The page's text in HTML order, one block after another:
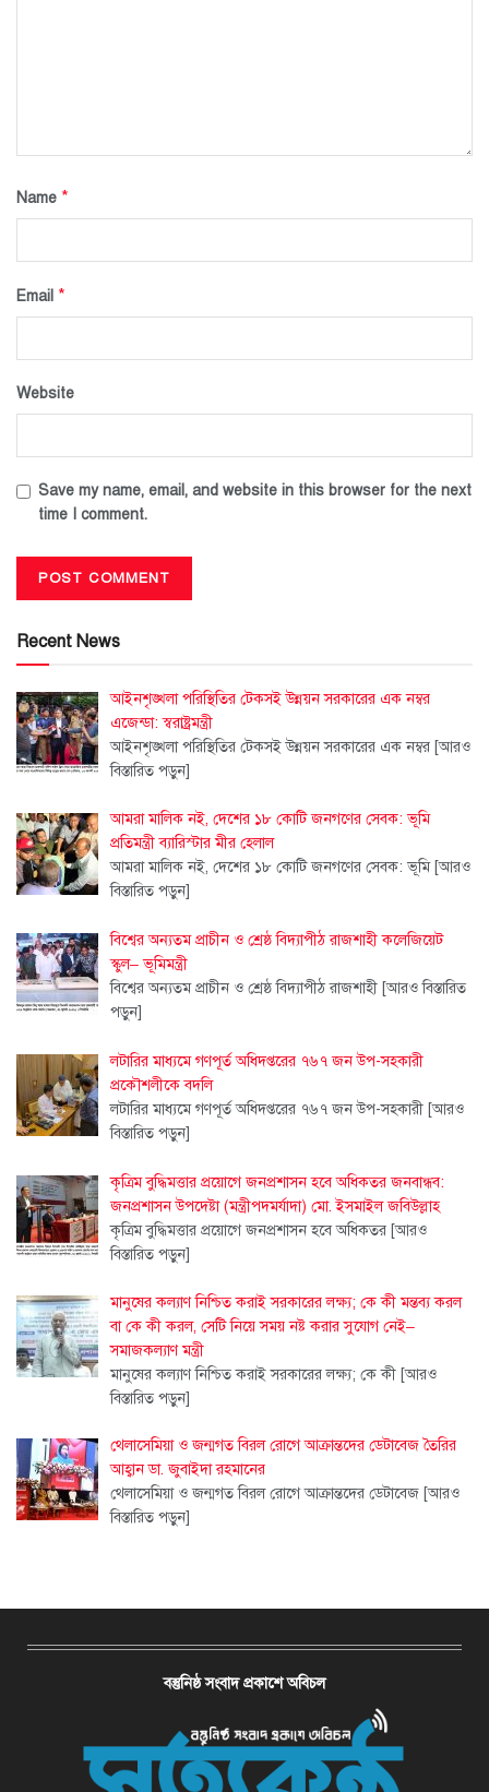
Name *
Email *
Website
Save my name, email, and website in this browser for the next
time I comment.
Recent News
আইনশৃঙ্খলা পরিস্থিতির টেকসই উন্নয়ন সরকারের এক নম্বর
এজেন্ডা: স্বরাষ্ট্রমন্ত্রী
আইনশৃঙ্খলা পরিস্থিতির টেকসই উন্নয়ন সরকারের এক নম্বর [আরও
বিস্তারিত পড়ুন]
আমরা মালিক নই, দেশের ১৮ কোটি জনগণের সেবক: ভূমি
প্রতিমন্ত্রী ব্যারিস্টার মীর হেলাল
আমরা মালিক নই, দেশের ১৮ কোটি জনগণের সেবক: ভূমি [আরও
বিস্তারিত পড়ুন]
বিশ্বের অন্যতম প্রাচীন ও শ্রেষ্ঠ বিদ্যাপীঠ রাজশাহী কলেজিয়েট
স্কুল– ভূমিমন্ত্রী
বিশ্বের অন্যতম প্রাচীন ও শ্রেষ্ঠ বিদ্যাপীঠ রাজশাহী [আরও বিস্তারিত
পড়ুন]
লটারির মাধ্যমে গণপূর্ত অধিদপ্তরের ৭৬৭ জন উপ-সহকারী
প্রকৌশলীকে বদলি
লটারির মাধ্যমে গণপূর্ত অধিদপ্তরের ৭৬৭ জন উপ-সহকারী [আরও
বিস্তারিত পড়ুন]
কৃত্রিম বুদ্ধিমত্তার প্রয়োগে জনপ্রশাসন হবে অধিকতর জনবান্ধব:
জনপ্রশাসন উপদেষ্টা (মন্ত্রীপদমর্যাদা) মো. ইসমাইল জবিউল্লাহ
কৃত্রিম বুদ্ধিমত্তার প্রয়োগে জনপ্রশাসন হবে অধিকতর [আরও
বিস্তারিত পড়ুন]
মানুষের কল্যাণ নিশ্চিত করাই সরকারের লক্ষ্য; কে কী মন্তব্য করল
বা কে কী করল, সেটি নিয়ে সময় নষ্ট করার সুযোগ নেই–
সমাজকল্যাণ মন্ত্রী
মানুষের কল্যাণ নিশ্চিত করাই সরকারের লক্ষ্য; কে কী [আরও
বিস্তারিত পড়ুন]
থেলাসেমিয়া ও জন্মগত বিরল রোগে আক্রান্তদের ডেটাবেজ তৈরির
আহ্বান ডা. জুবাইদা রহমানের
থেলাসেমিয়া ও জন্মগত বিরল রোগে আক্রান্তদের ডেটাবেজ [আরও
বিস্তারিত পড়ুন]
বস্তুনিষ্ঠ সংবাদ প্রকাশে অবিচল